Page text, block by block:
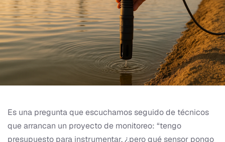
Es una pregunta que escuchamos seguido de técnicos
que arrancan un proyecto de monitoreo: “tengo
presupuesto para instrumentar, ¿pero qué sensor pongo